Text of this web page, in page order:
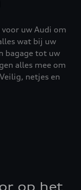
uw Audi om
wat bij uw
bagage tot uw
alles mee om
netjes en
op het